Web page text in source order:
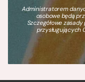
Administratorem
osobowe będą
Szczegółowe
przysługujących